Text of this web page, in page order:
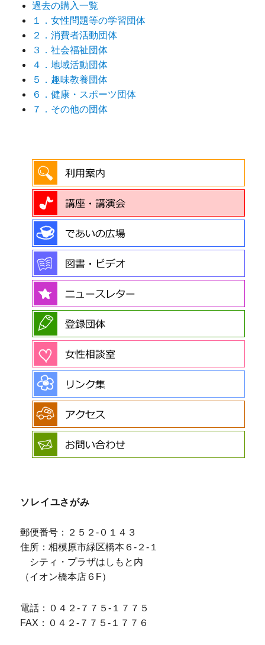
過去の購入一覧
１．女性問題等の学習団体
２．消費者活動団体
３．社会福祉団体
４．地域活動団体
５．趣味教養団体
６．健康・スポーツ団体
７．その他の団体
ソレイユさがみ
郵便番号：２５２-０１４３
住所：相模原市緑区橋本６-２-１
シティ・プラザはしもと内
（イオン橋本店６F）
電話：０４２-７７５-１７７５
FAX：０４２-７７５-１７７６